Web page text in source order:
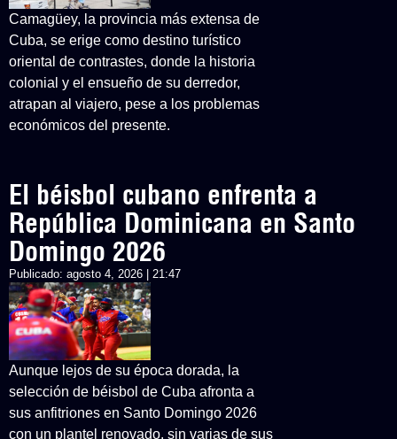
Camagüey, la provincia más extensa de
Cuba, se erige como destino turístico
oriental de contrastes, donde la historia
colonial y el ensueño de su derredor,
atrapan al viajero, pese a los problemas
económicos del presente.
El béisbol cubano enfrenta a
República Dominicana en Santo
Domingo 2026
Publicado: agosto 4, 2026 | 21:47
Aunque lejos de su época dorada, la
selección de béisbol de Cuba afronta a
sus anfitriones en Santo Domingo 2026
con un plantel renovado, sin varias de sus